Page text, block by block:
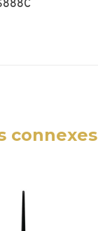
connexes